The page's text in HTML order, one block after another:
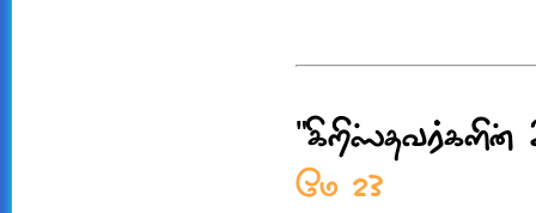
"கிறிஸ்தவர்களின்
மே 23